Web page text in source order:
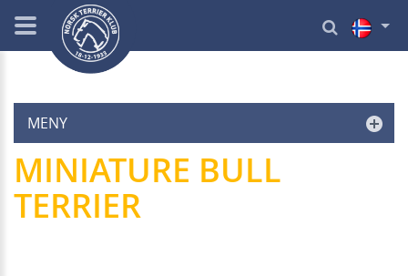
MENY
MINIATURE BULL
TERRIER